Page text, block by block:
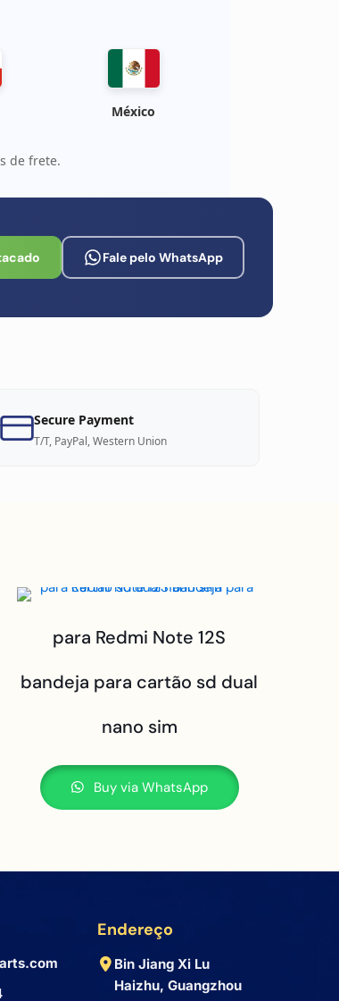
México
de frete.
Fale pelo WhatsApp
Secure Payment
T/T, PayPal, Western Union
para Redmi Note 12S
bandeja para cartão sd dual
nano sim
Buy via WhatsApp
Endereço
Bin Jiang Xi Lu
Haizhu, Guangzhou